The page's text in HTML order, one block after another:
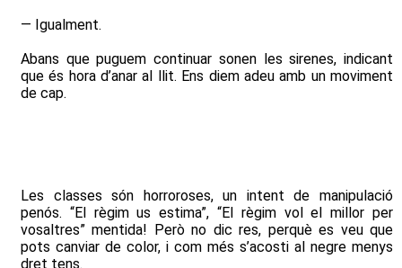
— Igualment.
Abans que puguem continuar sonen les sirenes, indicant
que és hora d’anar al llit. Ens diem adeu amb un moviment
de cap.
Les classes són horroroses, un intent de manipulació
penós. “El règim us estima”, “El règim vol el millor per
vosaltres” mentida! Però no dic res, perquè es veu que
pots canviar de color, i com més s’acosti al negre menys
dret tens.